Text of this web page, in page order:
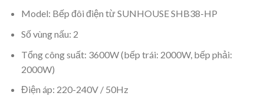
Model: Bếp đôi điện từ SUNHOUSE SHB38-HP
Số vùng nấu: 2
Tổng công suất: 3600W (bếp trái: 2000W, bếp phải:
2000W)
Điện áp: 220-240V / 50Hz